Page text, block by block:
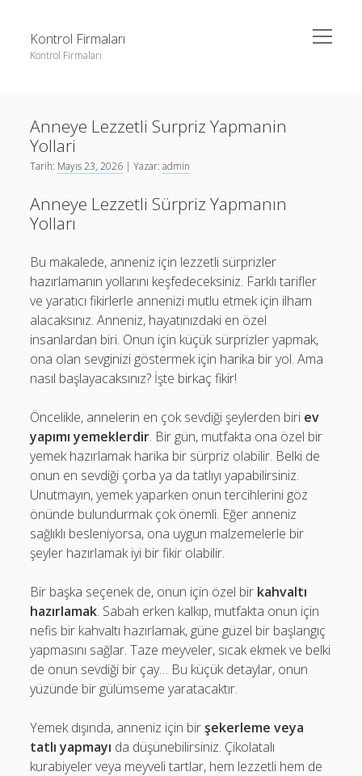
Kontrol Firmaları
Kontrol Firmaları
menüyü
aç
Liste
Sayfa Listesi
Youtube Dislike Arttırma Parasız
3 milyon takipçi ne kadar para alıyor
Sayfa Listesi
Youtube Dislike Arttırma Parasız
Anneye Lezzetli Surpriz Yapmanin
Yollari
Tarih: Mayıs 23, 2026 | Yazar:admin
Anneye Lezzetli Sürpriz Yapmanın
Yolları
Bu makalede, anneniz için lezzetli sürprizler
hazırlamanın yollarını keşfedeceksiniz. Farklı tarifler
ve yaratıcı fikirlerle annenizi mutlu etmek için ilham
alacaksınız. Anneniz, hayatınızdaki en özel
insanlardan biri. Onun için küçük sürprizler yapmak,
ona olan sevginizi göstermek için harika bir yol. Ama
nasıl başlayacaksınız? İşte birkaç fikir!
Öncelikle, annelerin en çok sevdiği şeylerden biri ev
yapımı yemeklerdir. Bir gün, mutfakta ona özel bir
yemek hazırlamak harika bir sürpriz olabilir. Belki de
onun en sevdiği çorba ya da tatlıyı yapabilirsiniz.
Unutmayın, yemek yaparken onun tercihlerini göz
önünde bulundurmak çok önemli. Eğer anneniz
sağlıklı besleniyorsa, ona uygun malzemelerle bir
şeyler hazırlamak iyi bir fikir olabilir.
Bir başka seçenek de, onun için özel bir kahvaltı
hazırlamak. Sabah erken kalkıp, mutfakta onun için
nefis bir kahvaltı hazırlamak, güne güzel bir başlangıç
yapmasını sağlar. Taze meyveler, sıcak ekmek ve belki
de onun sevdiği bir çay… Bu küçük detaylar, onun
yüzünde bir gülümseme yaratacaktır.
Yemek dışında, anneniz için birşekerleme veya
tatlı yapmayı da düşünebilirsiniz. Çikolatalı
kurabiyeler veya meyveli tartlar, hem lezzetli hem de